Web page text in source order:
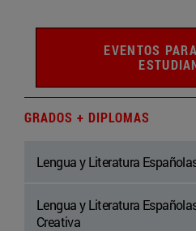
EVENTOS
GRADOS + DIPLOMAS
Lengua y Literatura
Lengua y Literatura
Creativa